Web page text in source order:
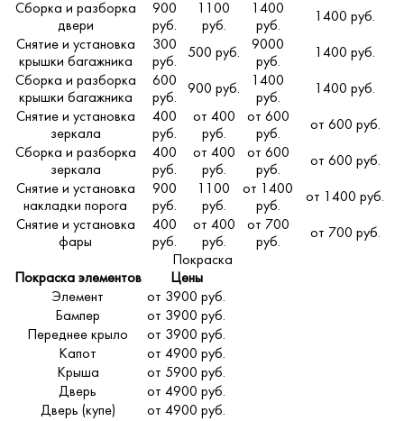
Сборка и разборка
двери
900
руб.
1100
руб.
1400
руб.
1400 руб.
Снятие и установка
крышки багажника
300
руб.
500 руб.
9000
руб.
1400 руб.
Сборка и разборка
крышки багажника
600
руб.
900 руб.
1400
руб.
1400 руб.
Снятие и установка
зеркала
400
руб.
от 400
руб.
от 600
руб.
от 600 руб.
Сборка и разборка
зеркала
400
руб.
от 400
руб.
от 600
руб.
от 600 руб.
Снятие и установка
накладки порога
900
руб.
1100
руб.
от 1400
руб.
от 1400 руб.
Снятие и установка
фары
400
руб.
от 400
руб.
от 700
руб.
от 700 руб.
Покраска
Покраска элементов
Цены
Элемент
от 3900 руб.
Бампер
от 3900 руб.
Переднее крыло
от 3900 руб.
Капот
от 4900 руб.
Крыша
от 5900 руб.
Дверь
от 4900 руб.
Дверь (купе)
от 4900 руб.